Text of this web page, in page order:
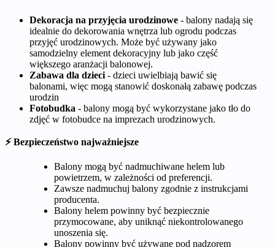
Dekoracja na przyjęcia urodzinowe - balony nadają się
idealnie do dekorowania wnętrza lub ogrodu podczas
przyjęć urodzinowych. Może być używany jako
samodzielny element dekoracyjny lub jako część
większego aranżacji balonowej.
Zabawa dla dzieci - dzieci uwielbiają bawić się
balonami, więc mogą stanowić doskonałą zabawę podczas
urodzin
Fotobudka - balony mogą być wykorzystane jako tło do
zdjęć w fotobudce na imprezach urodzinowych.
⚡ Bezpieczeństwo najważniejsze
Balony mogą być nadmuchiwane helem lub
powietrzem, w zależności od preferencji.
Zawsze nadmuchuj balony zgodnie z instrukcjami
producenta.
Balony helem powinny być bezpiecznie
przymocowane, aby uniknąć niekontrolowanego
unoszenia się.
Balony powinny być używane pod nadzorem